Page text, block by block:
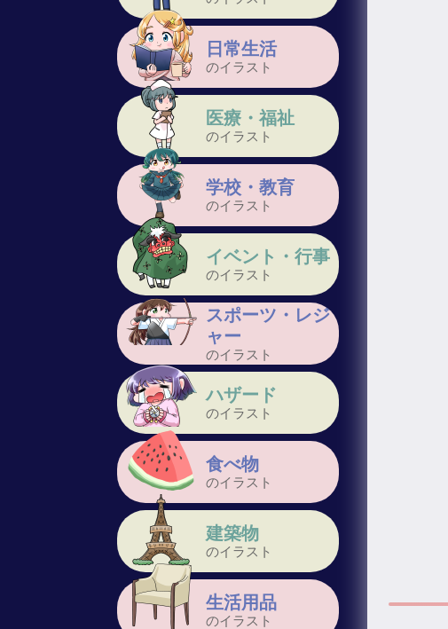
日常生活
のイラスト
医療・福祉
のイラスト
学校・教育
のイラスト
イベント・行事
のイラスト
スポーツ・レジ
ャー
のイラスト
ハザード
のイラスト
食べ物
のイラスト
建築物
のイラスト
生活用品
のイラスト